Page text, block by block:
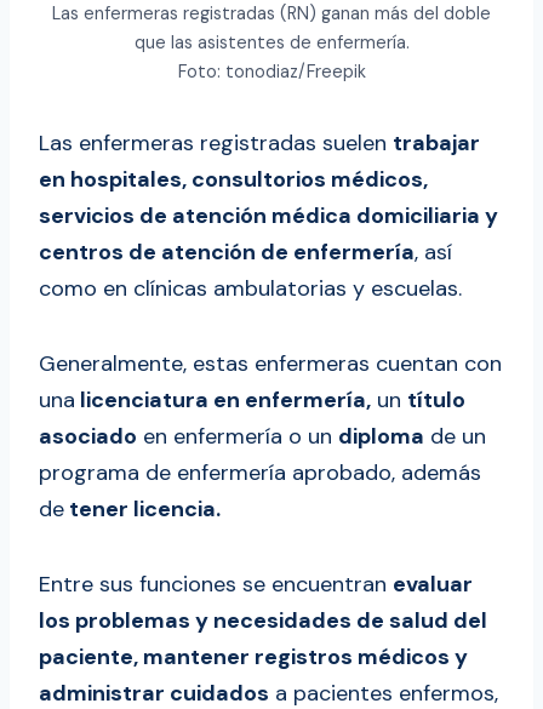
Las enfermeras registradas (RN) ganan más del doble
que las asistentes de enfermería.
Foto: tonodiaz/Freepik
Las enfermeras registradas suelen trabajar
en hospitales, consultorios médicos,
servicios de atención médica domiciliaria y
centros de atención de enfermería, así
como en clínicas ambulatorias y escuelas.
Generalmente, estas enfermeras cuentan con
una licenciatura en enfermería, un título
asociado en enfermería o un diploma de un
programa de enfermería aprobado, además
de tener licencia.
Entre sus funciones se encuentran evaluar
los problemas y necesidades de salud del
paciente, mantener registros médicos y
administrar cuidados a pacientes enfermos,